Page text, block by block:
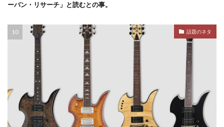
ーバン・リサーチ」と読むとの事。
話題のネタ